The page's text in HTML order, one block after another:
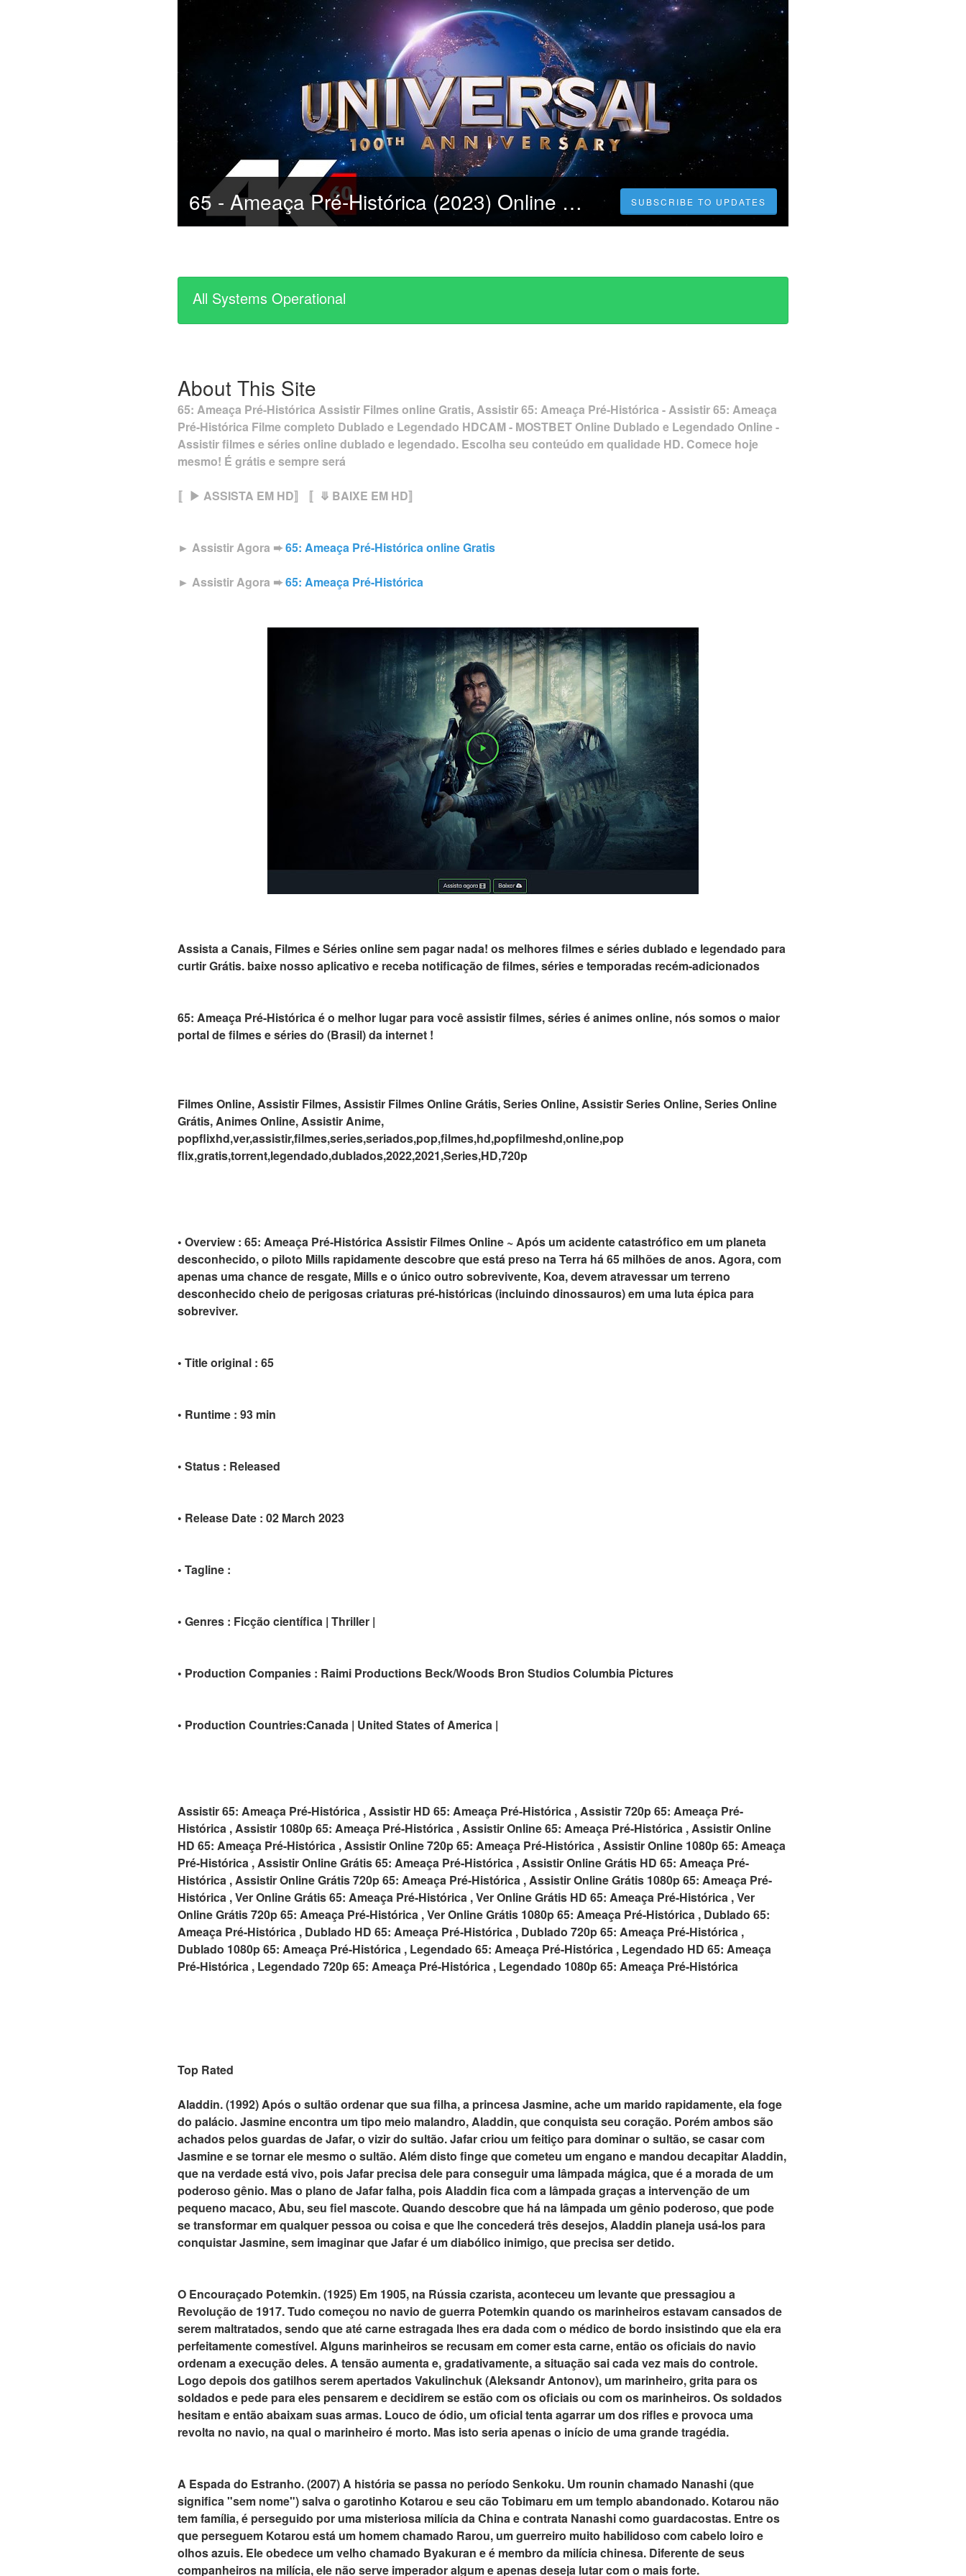
65 - Ameaça Pré-Histórica (2023) Online Filme Completo Dublado Legendado em Brazil HD SUBSCRIBE TO UPDATES
All Systems Operational
About This Site
65: Ameaça Pré-Histórica Assistir Filmes online Gratis, Assistir 65: Ameaça Pré-Histórica - Assistir 65: Ameaça
Pré-Histórica Filme completo Dublado e Legendado HDCAM - MOSTBET Online Dublado e Legendado Online -
Assistir filmes e séries online dublado e legendado. Escolha seu conteúdo em qualidade HD. Comece hoje
mesmo! É grátis e sempre será
〚▶ ASSISTA EM HD〛 〚⤋ BAIXE EM HD〛
► Assistir Agora ➨65: Ameaça Pré-Histórica online Gratis
► Assistir Agora ➨65: Ameaça Pré-Histórica
Assista a Canais, Filmes e Séries online sem pagar nada! os melhores filmes e séries dublado e legendado para
curtir Grátis. baixe nosso aplicativo e receba notificação de filmes, séries e temporadas recém-adicionados
65: Ameaça Pré-Histórica é o melhor lugar para você assistir filmes, séries é animes online, nós somos o maior
portal de filmes e séries do (Brasil) da internet !
Filmes Online, Assistir Filmes, Assistir Filmes Online Grátis, Series Online, Assistir Series Online, Series Online
Grátis, Animes Online, Assistir Anime,
popflixhd,ver,assistir,filmes,series,seriados,pop,filmes,hd,popfilmeshd,online,pop
flix,gratis,torrent,legendado,dublados,2022,2021,Series,HD,720p
• Overview : 65: Ameaça Pré-Histórica Assistir Filmes Online ~ Após um acidente catastrófico em um planeta
desconhecido, o piloto Mills rapidamente descobre que está preso na Terra há 65 milhões de anos. Agora, com
apenas uma chance de resgate, Mills e o único outro sobrevivente, Koa, devem atravessar um terreno
desconhecido cheio de perigosas criaturas pré-históricas (incluindo dinossauros) em uma luta épica para
sobreviver.
• Title original : 65
• Runtime : 93 min
• Status : Released
• Release Date : 02 March 2023
• Tagline :
• Genres : Ficção científica | Thriller |
• Production Companies : Raimi Productions Beck/Woods Bron Studios Columbia Pictures
• Production Countries:Canada | United States of America |
Assistir 65: Ameaça Pré-Histórica , Assistir HD 65: Ameaça Pré-Histórica , Assistir 720p 65: Ameaça Pré-
Histórica , Assistir 1080p 65: Ameaça Pré-Histórica , Assistir Online 65: Ameaça Pré-Histórica , Assistir Online
HD 65: Ameaça Pré-Histórica , Assistir Online 720p 65: Ameaça Pré-Histórica , Assistir Online 1080p 65: Ameaça
Pré-Histórica , Assistir Online Grátis 65: Ameaça Pré-Histórica , Assistir Online Grátis HD 65: Ameaça Pré-
Histórica , Assistir Online Grátis 720p 65: Ameaça Pré-Histórica , Assistir Online Grátis 1080p 65: Ameaça Pré-
Histórica , Ver Online Grátis 65: Ameaça Pré-Histórica , Ver Online Grátis HD 65: Ameaça Pré-Histórica , Ver
Online Grátis 720p 65: Ameaça Pré-Histórica , Ver Online Grátis 1080p 65: Ameaça Pré-Histórica , Dublado 65:
Ameaça Pré-Histórica , Dublado HD 65: Ameaça Pré-Histórica , Dublado 720p 65: Ameaça Pré-Histórica ,
Dublado 1080p 65: Ameaça Pré-Histórica , Legendado 65: Ameaça Pré-Histórica , Legendado HD 65: Ameaça
Pré-Histórica , Legendado 720p 65: Ameaça Pré-Histórica , Legendado 1080p 65: Ameaça Pré-Histórica
Top Rated
Aladdin. (1992) Após o sultão ordenar que sua filha, a princesa Jasmine, ache um marido rapidamente, ela foge
do palácio. Jasmine encontra um tipo meio malandro, Aladdin, que conquista seu coração. Porém ambos são
achados pelos guardas de Jafar, o vizir do sultão. Jafar criou um feitiço para dominar o sultão, se casar com
Jasmine e se tornar ele mesmo o sultão. Além disto finge que cometeu um engano e mandou decapitar Aladdin,
que na verdade está vivo, pois Jafar precisa dele para conseguir uma lâmpada mágica, que é a morada de um
poderoso gênio. Mas o plano de Jafar falha, pois Aladdin fica com a lâmpada graças a intervenção de um
pequeno macaco, Abu, seu fiel mascote. Quando descobre que há na lâmpada um gênio poderoso, que pode
se transformar em qualquer pessoa ou coisa e que lhe concederá três desejos, Aladdin planeja usá-los para
conquistar Jasmine, sem imaginar que Jafar é um diabólico inimigo, que precisa ser detido.
O Encouraçado Potemkin. (1925) Em 1905, na Rússia czarista, aconteceu um levante que pressagiou a
Revolução de 1917. Tudo começou no navio de guerra Potemkin quando os marinheiros estavam cansados de
serem maltratados, sendo que até carne estragada lhes era dada com o médico de bordo insistindo que ela era
perfeitamente comestível. Alguns marinheiros se recusam em comer esta carne, então os oficiais do navio
ordenam a execução deles. A tensão aumenta e, gradativamente, a situação sai cada vez mais do controle.
Logo depois dos gatilhos serem apertados Vakulinchuk (Aleksandr Antonov), um marinheiro, grita para os
soldados e pede para eles pensarem e decidirem se estão com os oficiais ou com os marinheiros. Os soldados
hesitam e então abaixam suas armas. Louco de ódio, um oficial tenta agarrar um dos rifles e provoca uma
revolta no navio, na qual o marinheiro é morto. Mas isto seria apenas o início de uma grande tragédia.
A Espada do Estranho. (2007) A história se passa no período Senkoku. Um rounin chamado Nanashi (que
significa "sem nome") salva o garotinho Kotarou e seu cão Tobimaru em um templo abandonado. Kotarou não
tem família, é perseguido por uma misteriosa milícia da China e contrata Nanashi como guardacostas. Entre os
que perseguem Kotarou está um homem chamado Rarou, um guerreiro muito habilidoso com cabelo loiro e
olhos azuis. Ele obedece um velho chamado Byakuran e é membro da milícia chinesa. Diferente de seus
companheiros na milícia, ele não serve imperador algum e apenas deseja lutar com o mais forte.